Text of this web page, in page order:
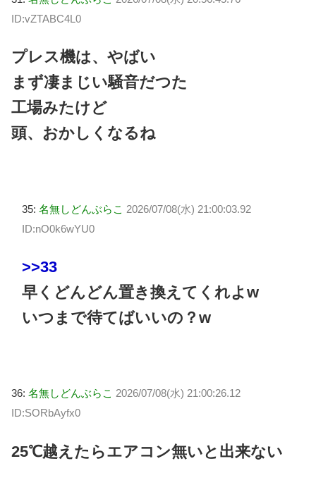
ID:vZTABC4L0
プレス機は、やばい
まず凄まじい騒音だつた
工場みたけど
頭、おかしくなるね
35: 名無しどんぶらこ 2026/07/08(水) 21:00:03.92
ID:nO0k6wYU0
>>33
早くどんどん置き換えてくれよw
いつまで待てばいいの？w
36: 名無しどんぶらこ 2026/07/08(水) 21:00:26.12
ID:SORbAyfx0
25℃越えたらエアコン無いと出来ない